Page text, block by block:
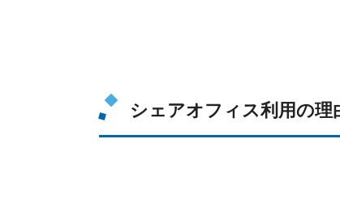
シェアオフィス利用の理